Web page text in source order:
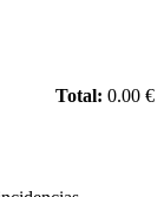
Total: 0.00 €